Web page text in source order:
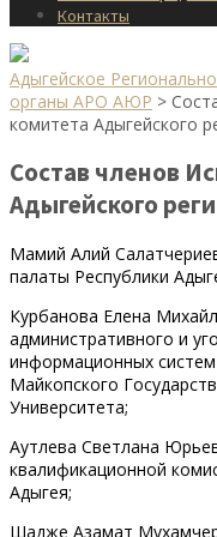
Контакты
Адыгейское
органы АРО АЮР >
комитета Адыгейского
Состав членов
Адыгейского
Мамий Алий
палаты Республики
Курбанова Елена
административного и
информационных
Майкопского
Университета;
Аутлева Светлана
квалификационной
Адыгея;
Шадже Азамат